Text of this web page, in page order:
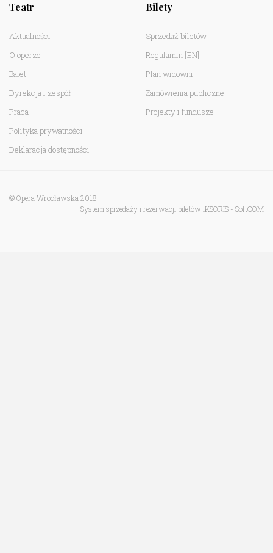
Teatr
Aktualności
O operze
Balet
Dyrekcja i zespół
Praca
Polityka prywatności
Deklaracja dostępności
Bilety
Sprzedaż biletów
Regulamin [EN]
Plan widowni
Zamówienia publiczne
Projekty i fundusze
© Opera Wrocławska 2018
System sprzedaży i rezerwacji biletów iKSORIS - SoftCOM